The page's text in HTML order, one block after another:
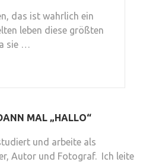
das ist wahrlich ein
leben diese größten
sie …
MAL „HALLO“
und arbeite als
Autor und Fotograf. Ich leite